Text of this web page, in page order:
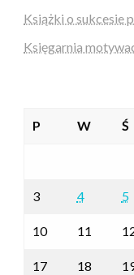
Książki o sukcesie
Księgarnia
P W Ś
3 4 5
10 11
17 18